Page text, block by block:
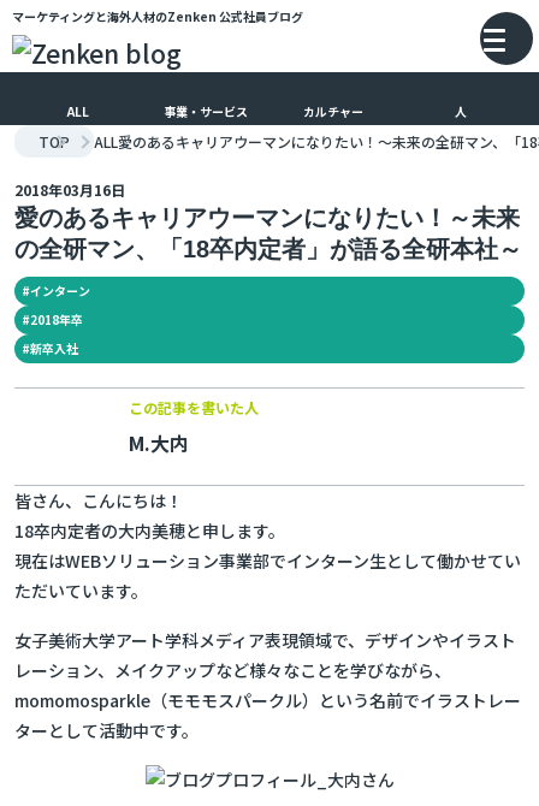
メインコンテンツにスキップ
マーケティングと海外人材のZenken 公式社員ブログ
ALL 事業・サービス カルチャー 人
TOP ALL愛のあるキャリアウーマンになりたい！～未来の全研マン、「
愛のあるキャリアウーマンになりたい！～未来
の全研マン、「18卒内定者」が語る全研本社～
2018年03月16日
#インターン
#2018年卒
#新卒入社
この記事を書いた人
M.大内
皆さん、こんにちは！
18卒内定者の大内美穂と申します。
現在はWEBソリューション事業部でインターン生として働かせてい
ただいています。
女子美術大学アート学科メディア表現領域で、デザインやイラスト
レーション、メイクアップなど様々なことを学びながら、
momomosparkle（モモモスパークル）という名前でイラストレー
ターとして活動中です。